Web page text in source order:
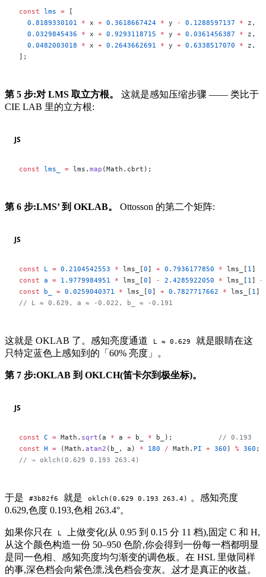
const lms = [
  0.8189330101
* x + 0.3618667424 * y - 0.1288597137 * z,
  0.0329845436
* x + 0.9293118715 * y + 0.0361456387 * z,
  0.0482003018
* x + 0.2643662691 * y + 0.6338517070 * z,
];
第 5 步:对 LMS 取立方根。
这就是感知压缩步骤 —— 类比于
CIE LAB 里的立方根:
JS
const lms_ = lms. map (Math.cbrt);
第 6 步:LMS’ 到 OKLAB。 Ottosson 的第二个矩阵:
JS
const L = 0.2104542553 * lms_[0] + 0.7936177850 * lms_[ 1]
const a = 1.9779984951 * lms_[0] - 2.4285922050 * lms_[ 1] +
const b_ = 0.0259040371 * lms_[0] + 0.7827717662 * lms_[ 1]
// L ≈ 0.629, a ≈ -0.022, b_ ≈ -0.191
这就是 OKLAB 了。感知亮度通道 L ≈ 0.629
就是眼睛在这
只特定蓝色上感知到的「60% 亮度」。
第 7 步:OKLAB 到 OKLCH(笛卡尔到极坐标)。
JS
const C = Math. sqrt (a * a + b_ * b_); // 0.193
const H = (Math. atan2 (b_, a) * 180 / Math. PI + 360 ) % 360 ;
// → oklch(0.629 0.193 263.4)
于是 #3b82f6 就是 oklch(0.629 0.193 263.4)
。感知亮度
0.629,色度 0.193,色相 263.4°。
如果你只在 L
上做变化(从 0.95 到 0.15 分 11 档),固定 C 和 H,
从这个颜色构造一份 50–950 色阶,你会得到一份每一档都明显
是同一色相、感知亮度均匀渐变的调色板。在 HSL 里做同样
的事,深色档会向紫色漂,浅色档会变灰。
这才是真正的收益。